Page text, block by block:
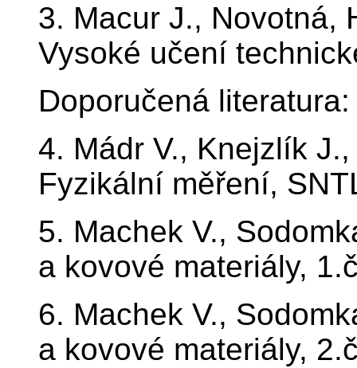
3. Macur J., Novotná,
Vysoké učení
Doporučená literatura:
4. Mádr V., Knejzlík
Fyzikální měření,
5. Machek V.,
a kovové materiály,
6. Machek V.,
a kovové materiály,